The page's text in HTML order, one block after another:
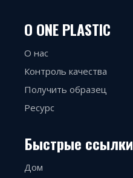
О ONE PLASTIC
О нас
Контроль качества
Получить образец
Ресурс
Быстрые ссылки
Дом